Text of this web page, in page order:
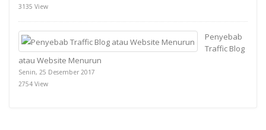
3135 View
Penyebab
Traffic Blog
atau Website Menurun
Senin, 25 Desember 2017
2754 View